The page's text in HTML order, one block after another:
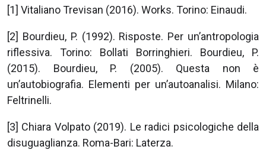
[1] Vitaliano Trevisan (2016). Works. Torino: Einaudi.
[2] Bourdieu, P. (1992). Risposte. Per un’antropologia
riflessiva. Torino: Bollati Borringhieri. Bourdieu, P.
(2015). Bourdieu, P. (2005). Questa non è
un’autobiografia. Elementi per un’autoanalisi. Milano:
Feltrinelli.
[3] Chiara Volpato (2019). Le radici psicologiche della
disuguaglianza. Roma-Bari: Laterza.